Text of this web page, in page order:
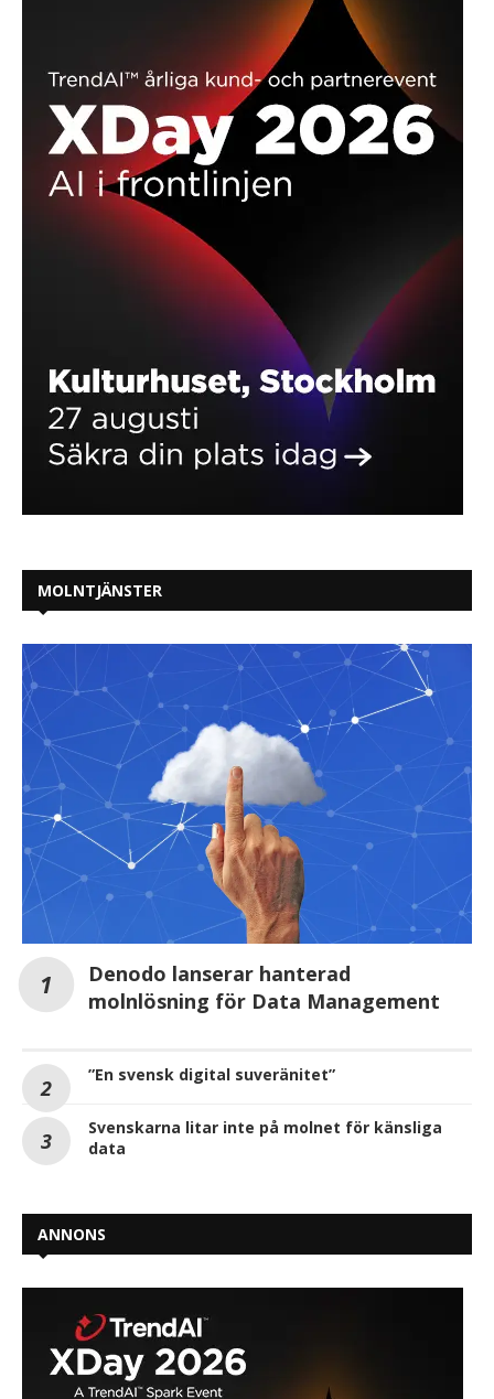
MOLNTJÄNSTER
Denodo lanserar hanterad
molnlösning för Data Management
”En svensk digital suveränitet”
Svenskarna litar inte på molnet för känsliga
data
ANNONS